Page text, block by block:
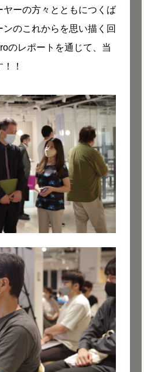
ーの方々とともにつくば
のこれからを思い描く回
のレポートを通じて、当
！